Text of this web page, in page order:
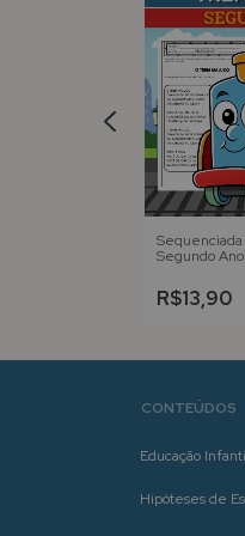
Sequenciada
Segundo Ano
R$13,90
CONTEÚDOS
Educação
Hipóteses de